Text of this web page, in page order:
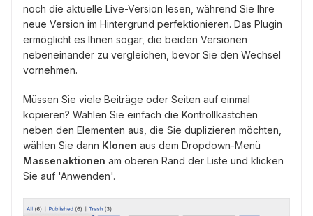
noch die aktuelle Live-Version lesen, während Sie Ihre
neue Version im Hintergrund perfektionieren. Das Plugin
ermöglicht es Ihnen sogar, die beiden Versionen
nebeneinander zu vergleichen, bevor Sie den Wechsel
vornehmen.
Müssen Sie viele Beiträge oder Seiten auf einmal
kopieren? Wählen Sie einfach die Kontrollkästchen
neben den Elementen aus, die Sie duplizieren möchten,
wählen Sie dann Klonen aus dem Dropdown-Menü
Massenaktionen am oberen Rand der Liste und klicken
Sie auf 'Anwenden'.